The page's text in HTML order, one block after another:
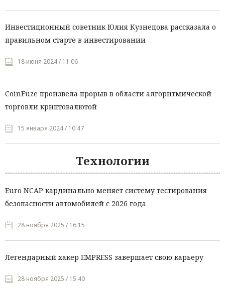
Инвестиционный советник Юлия Кузнецова рассказала о
правильном старте в инвестировании
18 июня 2024 / 11:06
CoinFuze произвела прорыв в области алгоритмической
торговли криптовалютой
15 января 2024 / 10:47
Технологии
Euro NCAP кардинально меняет систему тестирования
безопасности автомобилей с 2026 года
28 ноября 2025 / 16:15
Легендарный хакер EMPRESS завершает свою карьеру
28 ноября 2025 / 15:40